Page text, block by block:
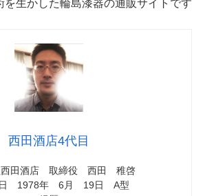
を生かした輪島漆器の通販サイトです
西田酒店4代目
西田酒店 取締役 西田 稚啓
日 1978年 6月 19日 A型